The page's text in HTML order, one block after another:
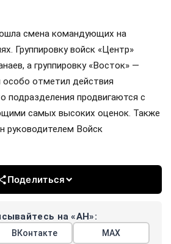
смена командующих на
Группировку войск «Центр»
а группировку «Восток» —
особо отметил действия
подразделения продвигаются с
самых высоких оценок. Также
руководителем Войск
Поделиться
на «АН»:
ВКонтакте МАХ